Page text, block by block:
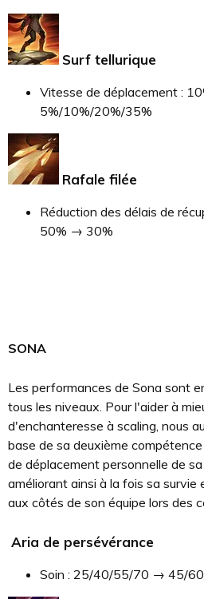
Surf tellurique
Vitesse de déplacement :
5%/10%/20%/35%
Rafale filée
Réduction des délais de
50% → 30%
SONA
Les performances de Sona sont
tous les niveaux. Pour l'aider à
d'enchanteresse à scaling, nous
base de sa deuxième
de déplacement personnelle de
améliorant ainsi à la fois sa
aux côtés de son équipe lors des
Aria de persévérance
Soin : 25/40/55/70 → 45/